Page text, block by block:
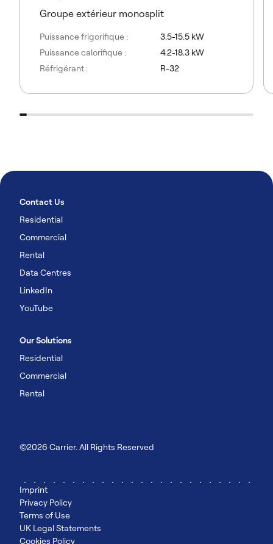
Groupe extérieur monosplit
Puissance frigorifique :
3.5-15.5 kW
Puissance calorifique :
4.2-18.3 kW
Réfrigérant :
R-32
Contact Us
Residential
Commercial
Rental
Data Centres
LinkedIn
YouTube
Our Solutions
Residential
Commercial
Rental
©2026 Carrier. All Rights Reserved
Imprint
Privacy Policy
Terms of Use
UK Legal Statements
Cookies Policy